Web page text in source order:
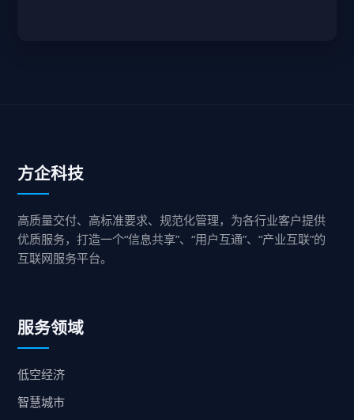
方企科技
高质量交付、高标准要求、规范化管理，为各行业客户提供
优质服务，打造一个“信息共享”、“用户互通”、“产业互联”的
互联网服务平台。
服务领域
低空经济
智慧城市